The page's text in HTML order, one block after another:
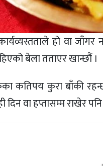
हो वा जाँगर
बेला तताएर खान्छौं ।
कतिपय कुरा बाँकी
वा हप्तासम्म राखेर